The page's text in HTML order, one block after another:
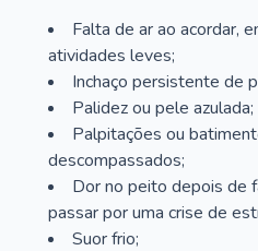
Falta de ar ao acordar,
atividades leves;
Inchaço persistente de
Palidez ou pele azulada;
Palpitações ou
descompassados;
Dor no peito depois de
passar por uma crise de
Suor frio;